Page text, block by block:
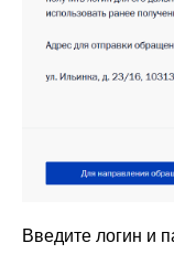
Введите логин и